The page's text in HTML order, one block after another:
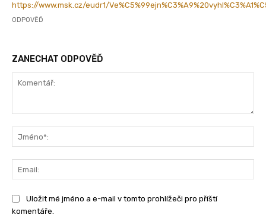
https://www.msk.cz/eudr1/
ODPOVĚĎ
ZANECHAT ODPOVĚĎ
Uložit mé jméno a e-mail v tomto prohlížeči pro příští
komentáře.